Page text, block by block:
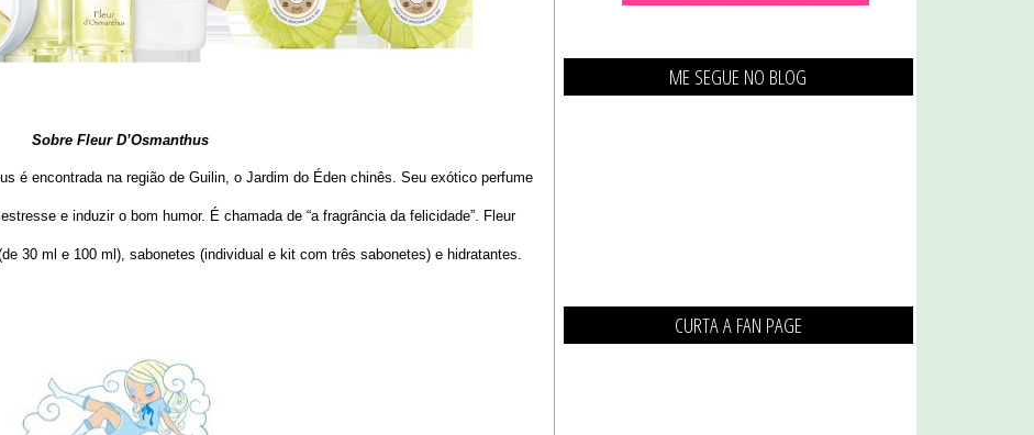
Sobre Fleur D’Osmanthus
é encontrada na região de Guilin, o Jardim do Éden chinês. Seu exótico perfume
e induzir o bom humor. É chamada de “a fragrância da felicidade”. Fleur
30 ml e 100 ml), sabonetes (individual e kit com três sabonetes) e hidratantes.
ME SEGUE NO BLOG
CURTA A FAN PAGE